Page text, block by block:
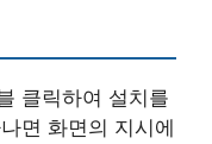
클릭하여 설치를
면 화면의 지시에